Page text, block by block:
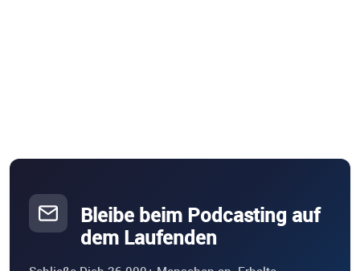
Bleibe beim Podcasting auf
dem Laufenden